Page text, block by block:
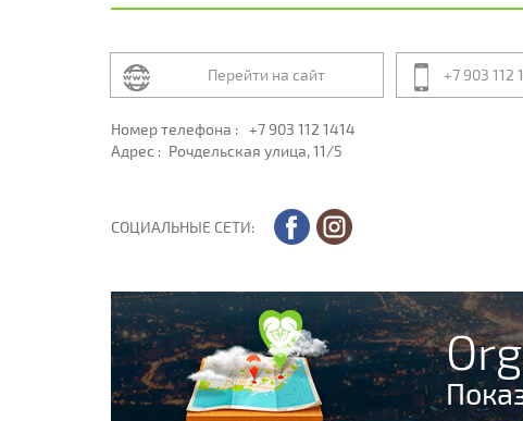
Перейти на сайт +7 903 112
Номер телефона : +7 903 112 1414
Адрес : Рочдельская улица, 11/5
СОЦИАЛЬНЫЕ СЕТИ: